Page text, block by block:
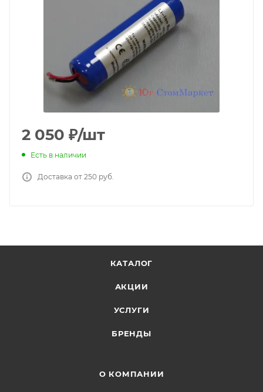
2 050 ₽/шт
Есть в наличии
Доставка от 250 руб.
КАТАЛОГ
АКЦИИ
УСЛУГИ
БРЕНДЫ
О КОМПАНИИ